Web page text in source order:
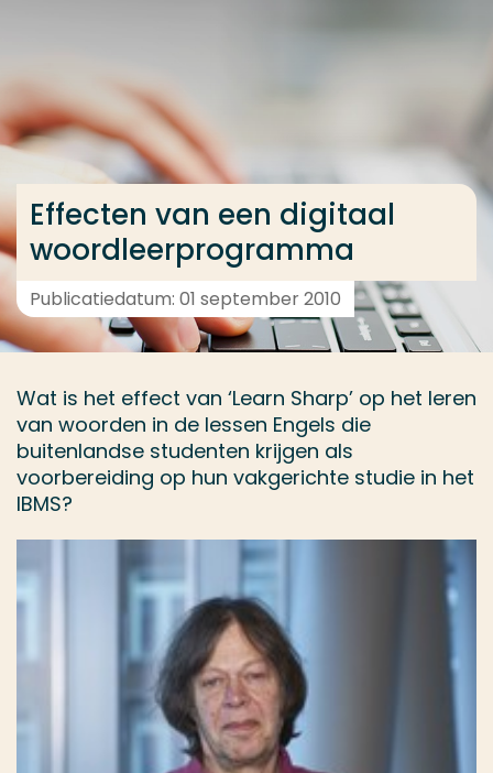
Effecten van een digitaal
woordleerprogramma
Publicatiedatum: 01 september 2010
Wat is het effect van ‘Learn Sharp’ op het leren
van woorden in de lessen Engels die
buitenlandse studenten krijgen als
voorbereiding op hun vakgerichte studie in het
IBMS?
Veel gezocht
Opleiding
Contact